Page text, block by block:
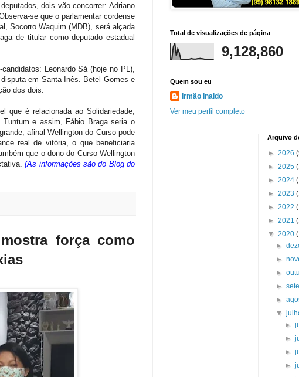
dois vão concorrer: Adriano
se que o parlamentar cordense
Socorro Waquim (MDB), será alçada
de titular como deputado estadual
Leonardo Sá (hoje no PL),
em Santa Inês. Betel Gomes e
dos dois.
que é relacionada ao Solidariedade,
e assim, Fábio Braga seria o
afinal Wellington do Curso pode
real de vitória, o que beneficiaria
que o dono do Curso Wellington
(As informações são do Blog do
força como
Total de visualizações de página
9,128,860
Quem sou eu
Irmão Inaldo
Ver meu perfil completo
Arquivo
► 2026
► 2025
► 2024
► 2023
► 2022
► 2021
▼ 2020
►
►
►
►
►
▼
►
►
►
►